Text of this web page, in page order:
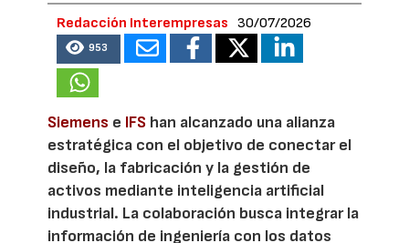
Redacción Interempresas 30/07/2026
953
Siemens e IFS han alcanzado una alianza
estratégica con el objetivo de conectar el
diseño, la fabricación y la gestión de
activos mediante inteligencia artificial
industrial. La colaboración busca integrar la
información de ingeniería con los datos